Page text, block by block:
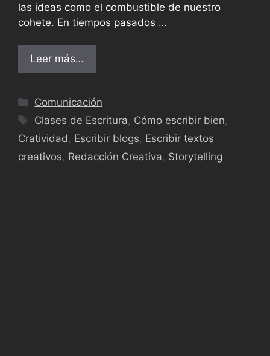
las ideas como el combustible de nuestro
cohete. En tiempos pasados …
Leer más…
Comunicación
Clases de Escritura, Cómo escribir bien,
Cratividad , Escribir blogs, Escribir textos
creativos, Redacción Creativa, Storytelling